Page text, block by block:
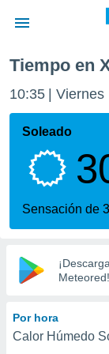
de
ha sido
calidad.
a este
las
y
digital
basada
Tiempo en
10:35 Viernes
Soleado
Sensación de
¡Descarga
Meteored!
Por hora
Calor Húmedo